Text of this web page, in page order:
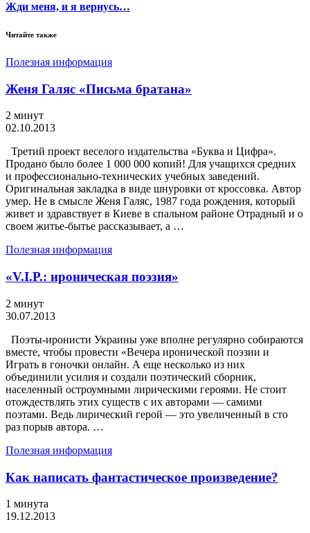
Жди меня, и я вернусь…
Читайте также
Полезная информация
Женя Галяс «Письма братана»
2 минут
02.10.2013
Третий проект веселого издательства «Буква и Цифра».
Продано было более 1 000 000 копий! Для учащихся средних
и профессионально-технических учебных заведений.
Оригинальная закладка в виде шнуровки от кроссовка. Автор
умер. Не в смысле Женя Галяс, 1987 года рождения, который
живет и здравствует в Киеве в спальном районе Отрадный и о
своем житье-бытье рассказывает, а …
Полезная информация
«V.I.P.: ироническая поэзия»
2 минут
30.07.2013
Поэты-иронисти Украины уже вполне регулярно собираются
вместе, чтобы провести «Вечера иронической поэзии и
Играть в гоночки онлайн. А еще несколько из них
объединили усилия и создали поэтический сборник,
населенный остроумными лирическими героями. Не стоит
отождествлять этих существ с их авторами — самими
поэтами. Ведь лирический герой — это увеличенный в сто
раз порыв автора. …
Полезная информация
Как написать фантастическое произведение?
1 минута
19.12.2013